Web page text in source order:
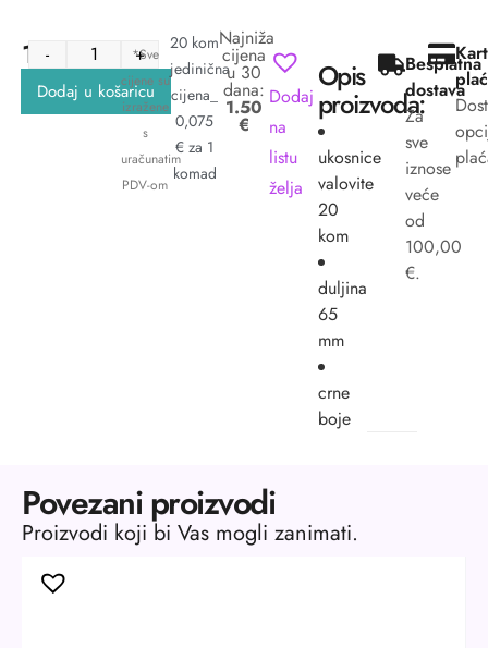
1.50
-
+
Dodaj u košaricu
*Sve
cijene su
izražene
s
uračunatim
PDV-om
20 kom
jedinična
cijena_
0,075
€ za 1
komad
Najniža
cijena
u 30
dana:
1.50
€
Dodaj
na
listu
želja
Opis
proizvoda:
ukosnice
valovite
20
kom
duljina
65
mm
crne
boje
Besplatna
dostava
Za
sve
iznose
veće
od
100,00
€.
Povezani proizvodi
Proizvodi koji bi Vas mogli zanimati.